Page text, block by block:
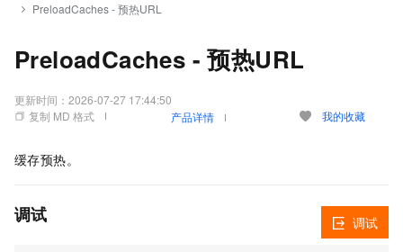
PreloadCaches - 预热URL
PreloadCaches - 预热URL
更新时间： 2026-07-27 17:44:50
复制 MD 格式
产品详情 我的收藏
缓存预热。
调试 调试